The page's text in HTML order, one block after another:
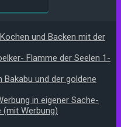
und Backen mit der
Flamme der Seelen 1-
Bakabu und der goldene
in eigener Sache-
(mit Werbung)